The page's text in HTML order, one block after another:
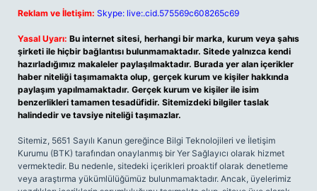
Reklam ve İletişim: Skype: live:.cid.575569c608265c69
Yasal Uyarı: Bu internet sitesi, herhangi bir marka, kurum veya şahıs
şirketi ile hiçbir bağlantısı bulunmamaktadır. Sitede yalnızca kendi
hazırladığımız makaleler paylaşılmaktadır. Burada yer alan içerikler
haber niteliği taşımamakta olup, gerçek kurum ve kişiler hakkında
paylaşım yapılmamaktadır. Gerçek kurum ve kişiler ile isim
benzerlikleri tamamen tesadüfidir. Sitemizdeki bilgiler taslak
halindedir ve tavsiye niteliği taşımazlar.
Sitemiz, 5651 Sayılı Kanun gereğince Bilgi Teknolojileri ve İletişim
Kurumu (BTK) tarafından onaylanmış bir Yer Sağlayıcı olarak hizmet
vermektedir. Bu nedenle, sitedeki içerikleri proaktif olarak denetleme
veya araştırma yükümlülüğümüz bulunmamaktadır. Ancak, üyelerimiz